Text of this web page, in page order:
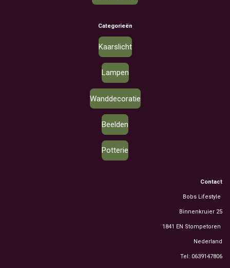
Categorieën
Kaarslicht
Lampen
Wanddecoratie
Beelden
Potterie
Contact
Bobs Lifestyle
Binnenkruier 25
1841 EN Stompetoren
Nederland
Tel: 0639147806